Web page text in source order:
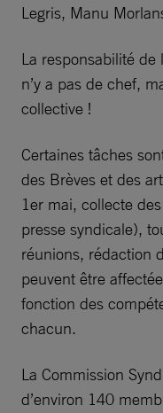
Legris, Manu
La responsabilité de
n’y a pas de chef,
collective !
Certaines tâches
des Brèves et des
1er mai, collecte
presse syndicale),
réunions, rédaction
peuvent être
fonction des
chacun.
La Commission
d’environ 140